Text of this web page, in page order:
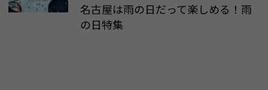
名古屋は雨の日だって楽しめる！雨
の日特集